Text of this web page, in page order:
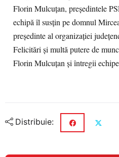
Florin Mulcuțan, președintele
echipă îl susțin pe domnul
președinte al organizației
Felicitări și multă putere de
Florin Mulcuțan și întregii
Distribuie: